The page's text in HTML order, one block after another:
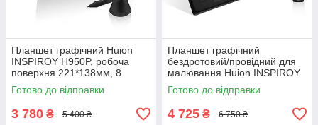
Планшет графічний Huion
INSPIROY H950P, робоча
поверхня 221*138мм, 8
експрес клавіш, пасивне
перо
Готово до відправки
3 780 ₴ 5 400 ₴
Планшет графічний
бездротовий/провідний для
малювання Huion INSPIROY
Q11K, робоча поверхня
280*175 мм
Готово до відправки
4 725 ₴ 6 750 ₴